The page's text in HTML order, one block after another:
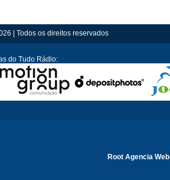
| Todos os direitos reservados
do Tudo Rádio:
Root Agencia Web